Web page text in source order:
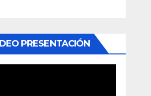
PRESENTACIÓN